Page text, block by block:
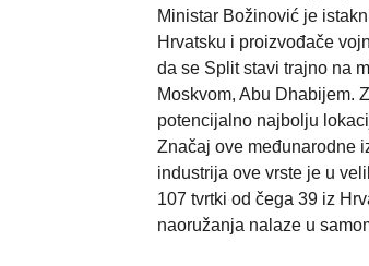
Ministar Božinović je
Hrvatsku i proizvođače
da se Split stavi trajno na
Moskvom, Abu Dhabijem.
potencijalno najbolju
Značaj ove međunarodne
industrija ove vrste je u
107 tvrtki od čega 39 iz
naoružanja nalaze u